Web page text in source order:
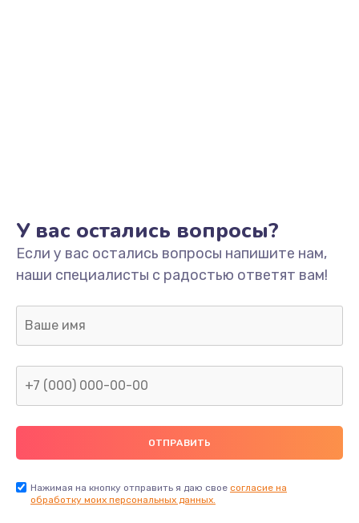
Замена/Pемонт карбюратора
1300 руб.
Заказать
Ремонт капиллярной трубки
400 руб.
Заказать
У вас остались вопросы?
Если у вас остались вопросы напишите нам,
наши специалисты с радостью ответят вам!
Нажимая на кнопку отправить я даю свое согласие на
обработку моих персональных данных.